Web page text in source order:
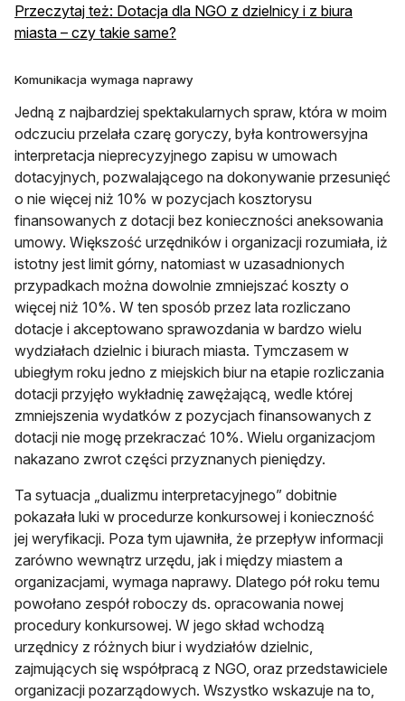
Przeczytaj też: Dotacja dla NGO z dzielnicy i z biura
miasta – czy takie same?
Komunikacja wymaga naprawy
Jedną z najbardziej spektakularnych spraw, która w moim
odczuciu przelała czarę goryczy, była kontrowersyjna
interpretacja nieprecyzyjnego zapisu w umowach
dotacyjnych, pozwalającego na dokonywanie przesunięć
o nie więcej niż 10% w pozycjach kosztorysu
finansowanych z dotacji bez konieczności aneksowania
umowy. Większość urzędników i organizacji rozumiała, iż
istotny jest limit górny, natomiast w uzasadnionych
przypadkach można dowolnie zmniejszać koszty o
więcej niż 10%. W ten sposób przez lata rozliczano
dotacje i akceptowano sprawozdania w bardzo wielu
wydziałach dzielnic i biurach miasta. Tymczasem w
ubiegłym roku jedno z miejskich biur na etapie rozliczania
dotacji przyjęło wykładnię zawężającą, wedle której
zmniejszenia wydatków z pozycjach finansowanych z
dotacji nie mogę przekraczać 10%. Wielu organizacjom
nakazano zwrot części przyznanych pieniędzy.
Ta sytuacja „dualizmu interpretacyjnego” dobitnie
pokazała luki w procedurze konkursowej i konieczność
jej weryfikacji. Poza tym ujawniła, że przepływ informacji
zarówno wewnątrz urzędu, jak i między miastem a
organizacjami, wymaga naprawy. Dlatego pół roku temu
powołano zespół roboczy ds. opracowania nowej
procedury konkursowej. W jego skład wchodzą
urzędnicy z różnych biur i wydziałów dzielnic,
zajmujących się współpracą z NGO, oraz przedstawiciele
organizacji pozarządowych. Wszystko wskazuje na to,